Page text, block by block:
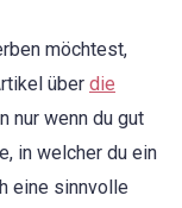
möchtest,
über die
nur wenn du gut
in welcher du ein
eine sinnvolle